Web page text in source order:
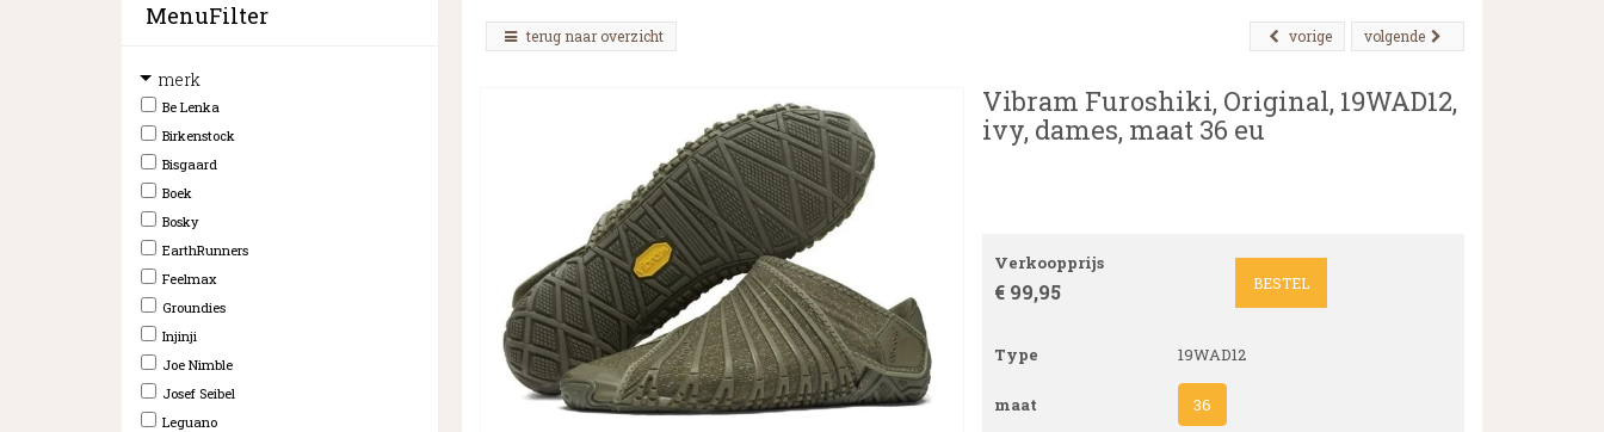
MenuFilter
merk
Be Lenka
Birkenstock
Bisgaard
Boek
Bosky
EarthRunners
Feelmax
Groundies
Injinji
Joe Nimble
Josef Seibel
Leguano
terug naar overzicht volgende
vorige
Vibram Furoshiki, Original, 19WAD12,
ivy, dames, maat 36 eu
Verkoopprijs
€ 99,95 BESTEL
Type 19WAD12
maat 36